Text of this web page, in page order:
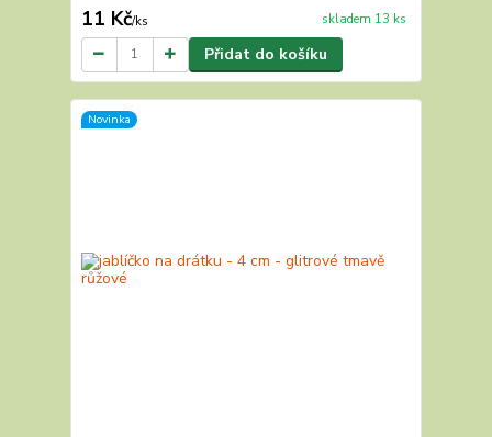
11 Kč/ks skladem 13 ks
Přidat do košíku
Novinka